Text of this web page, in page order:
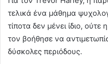
τελικά ένα μάθημα
τίποτα δεν μένει ίδιο,
τον βοήθησε να
δύσκολες περιόδους.